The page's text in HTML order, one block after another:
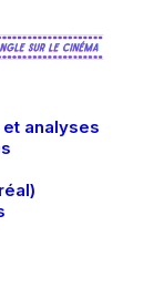
analyses